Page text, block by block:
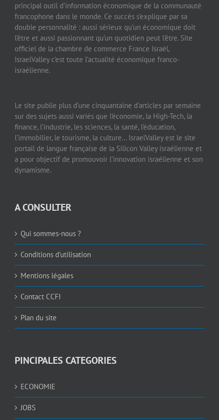
principal outil d’information économique de la communauté
francophone dans le monde. Ce succès s’explique par sa
double personnalité : aussi sérieux qu’un économique doit
l’être et aussi passionnant qu’un quotidien peut l’être. Site
officiel de la chambre de commerce France Israël,
IsraelValley c’est toute l’actualité économique franco-
israélienne.
Le site publie plus d’une cinquantaine d’articles par semaine
sur des sujets aussi variés que l’économie, la High-Tech, la
finance, l’industrie, les sciences, la santé, l’éducation,
l’immobilier, le tourisme, la culture… IsraelValley est le site
portail de langue française de la Silicon Valley israélienne et
a pour objectif de promouvoir l’innovation israélienne et son
dynamisme.
A CONSULTER
Qui sommes-nous ?
Conditions d’utilisation
Mentions légales
Contact CCFI
Plan du site
PINCIPALES CATEGORIES
ECONOMIE
JOBS